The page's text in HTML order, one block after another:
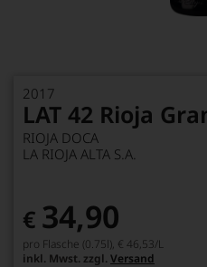
2017
LAT 42 Rioja
RIOJA DOCA
LA RIOJA ALTA S.A.
€ 34,90
pro Flasche (0.75l), € 46,53/L
inkl. Mwst. zzgl. Versand